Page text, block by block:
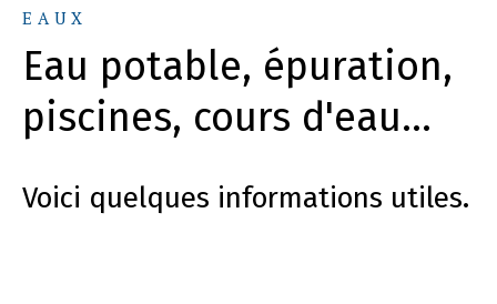
EAUX
Eau potable, épuration,
piscines, cours d'eau...
Voici quelques informations utiles.